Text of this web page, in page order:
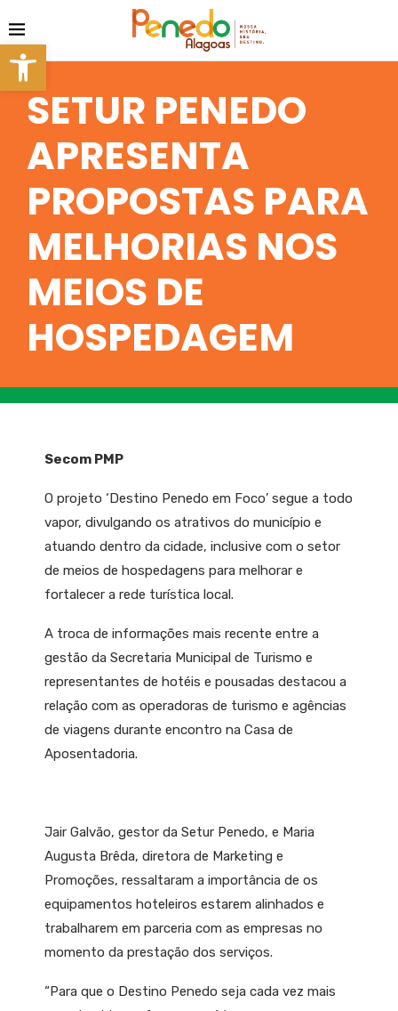
SETUR PENEDO
APRESENTA
PROPOSTAS PARA
MELHORIAS NOS
MEIOS DE
HOSPEDAGEM
Secom PMP
O projeto ‘Destino Penedo em Foco’ segue a todo
vapor, divulgando os atrativos do município e
atuando dentro da cidade, inclusive com o setor
de meios de hospedagens para melhorar e
fortalecer a rede turística local.
A troca de informações mais recente entre a
gestão da Secretaria Municipal de Turismo e
representantes de hotéis e pousadas destacou a
relação com as operadoras de turismo e agências
de viagens durante encontro na Casa de
Aposentadoria.
Jair Galvão, gestor da Setur Penedo, e Maria
Augusta Brêda, diretora de Marketing e
Promoções, ressaltaram a importância de os
equipamentos hoteleiros estarem alinhados e
trabalharem em parceria com as empresas no
momento da prestação dos serviços.
“Para que o Destino Penedo seja cada vez mais
Barra de Ferramentas Aberta